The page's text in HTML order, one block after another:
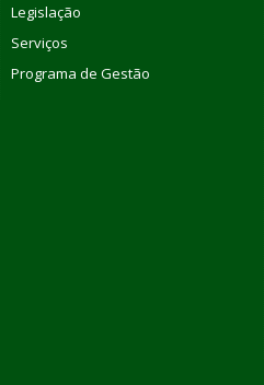
Legislação
Serviços
Programa de Gestão